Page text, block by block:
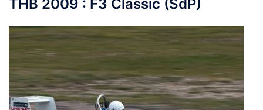
THB 2009 : F3 Classic (SdP)